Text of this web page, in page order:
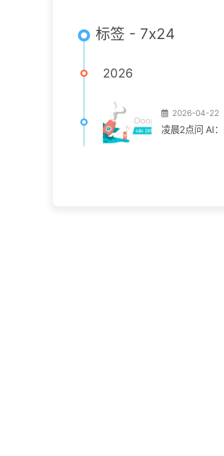
标签 - 7x24
2026
2026-04-22
凌晨2点问 AI